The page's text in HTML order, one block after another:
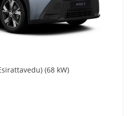
(68 kW)